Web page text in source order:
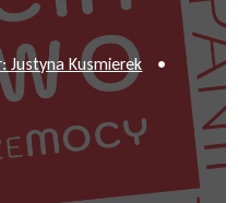
Justyna Kusmierek •
na FB